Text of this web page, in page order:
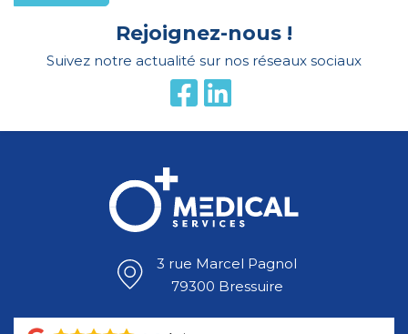
Rejoignez-nous !
Suivez notre actualité sur nos réseaux sociaux
3 rue Marcel Pagnol
79300 Bressuire